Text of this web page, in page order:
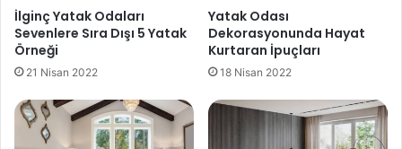
İlginç Yatak Odaları
Sevenlere Sıra Dışı 5 Yatak
Örneği
21 Nisan 2022
Yatak Odası
Dekorasyonunda Hayat
Kurtaran İpuçları
18 Nisan 2022